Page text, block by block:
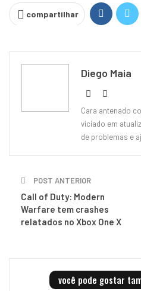
compartilhar
Diego Maia
Cara antenado
viciado em
de problemas e
POST ANTERIOR
Call of Duty: Modern
Warfare tem crashes
relatados no Xbox One X
você pode gostar